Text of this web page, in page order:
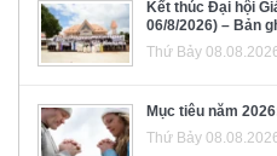
Kết thúc Đại hội
06/8/2026) – Bản
Thứ Bảy
Mục tiêu năm
Thứ Bảy